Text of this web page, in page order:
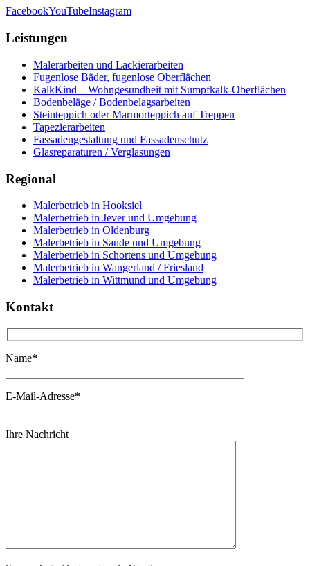
FacebookYouTubeInstagram
Leistungen
Malerarbeiten und Lackierarbeiten
Fugenlose Bäder, fugenlose Oberflächen
KalkKind – Wohngesundheit mit Sumpfkalk-Oberflächen
Bodenbeläge / Bodenbelagsarbeiten
Steinteppich oder Marmorteppich auf Treppen
Tapezierarbeiten
Fassadengestaltung und Fassadenschutz
Glasreparaturen / Verglasungen
Regional
Malerbetrieb in Hooksiel
Malerbetrieb in Jever und Umgebung
Malerbetrieb in Oldenburg
Malerbetrieb in Sande und Umgebung
Malerbetrieb in Schortens und Umgebung
Malerbetrieb in Wangerland / Friesland
Malerbetrieb in Wittmund und Umgebung
Kontakt
Name*
E-Mail-Adresse*
Ihre Nachricht